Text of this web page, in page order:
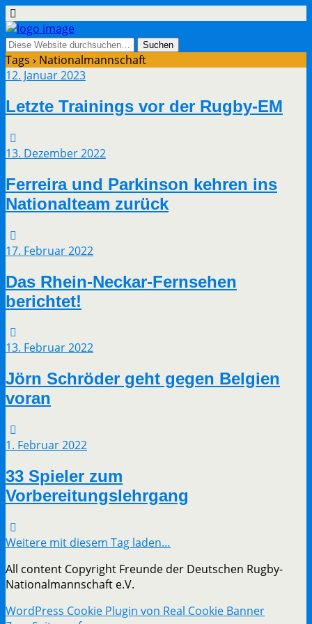
Tags › Nationalmannschaft
12. Januar 2023
Letzte Trainings vor der Rugby-EM
13. Dezember 2022
Ferreira und Parkinson kehren ins
Nationalteam zurück
17. Februar 2022
Das Rhein-Neckar-Fernsehen
berichtet!
13. Februar 2022
Jörn Schröder geht gegen Belgien
voran
1. Februar 2022
33 Spieler zum
Vorbereitungslehrgang
Weitere mit diesem Tag laden…
All content Copyright Freunde der Deutschen Rugby-
Nationalmannschaft e.V.
WordPress Cookie Plugin von Real Cookie Banner